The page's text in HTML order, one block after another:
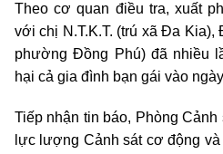
Theo cơ quan điều tra, xuất
với chị N.T.K.T. (trú xã Đa
phường Đồng Phú) đã nhiều
hại cả gia đình bạn gái vào
Tiếp nhận tin báo, Phòng
lực lượng Cảnh sát cơ động